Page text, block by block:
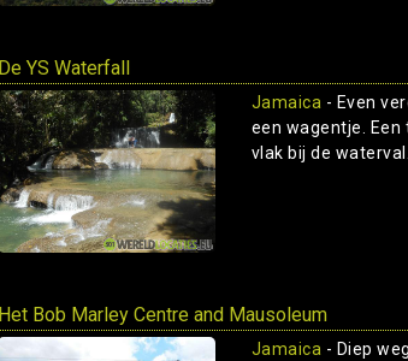
De YS Waterfall
Jamaica - Even
een wagentje.
vlak bij de
Het Bob Marley Centre and Mausoleum
Jamaica - Diep